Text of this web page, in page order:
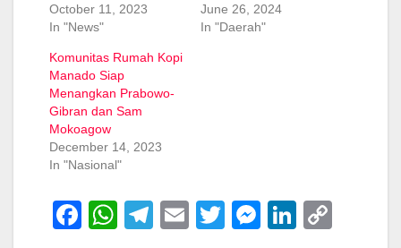
October 11, 2023
In "News"
June 26, 2024
In "Daerah"
Komunitas Rumah Kopi
Manado Siap
Menangkan Prabowo-
Gibran dan Sam
Mokoagow
December 14, 2023
In "Nasional"
F
W
T
E
T
M
Li